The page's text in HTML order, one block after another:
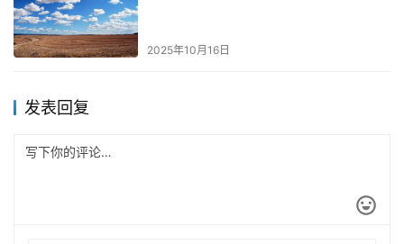
2025年10月16日
发表回复